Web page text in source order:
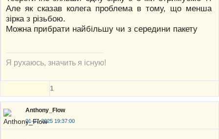
Але як сказав колега проблема в тому, що менша
зірка з різьбою.
Можна прибрати найбільшу чи з середини пакету
Я рухаюсь, значить я існую!
1
Anthony_Flow
21-07-2025 19:37:00